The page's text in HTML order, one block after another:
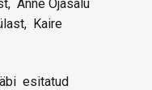
Anne Ojasalu
Kaire
esitatud